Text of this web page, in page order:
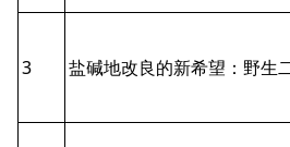
3 盐碱地改良的新希望：野生